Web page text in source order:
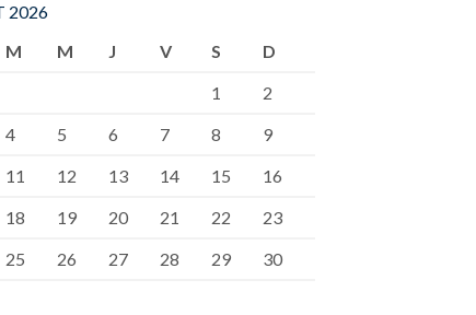
2026
M M J V S
D
1
2
4 5 6 7 8
9
11 12 13 14 15
16
18 19 20 21 22
23
25 26 27 28 29
30